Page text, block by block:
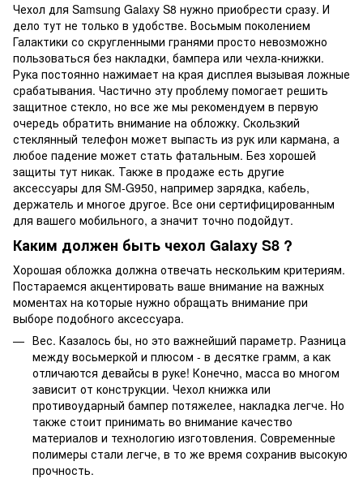
Чехол для Samsung Galaxy S8 нужно приобрести сразу. И
дело тут не только в удобстве. Восьмым поколением
Галактики со скругленными гранями просто невозможно
пользоваться без накладки, бампера или чехла-книжки.
Рука постоянно нажимает на края дисплея вызывая ложные
срабатывания. Частично эту проблему помогает решить
защитное стекло, но все же мы рекомендуем в первую
очередь обратить внимание на обложку. Скользкий
стеклянный телефон может выпасть из рук или кармана, а
любое падение может стать фатальным. Без хорошей
защиты тут никак. Также в продаже есть другие
аксессуары для SM-G950, например зарядка, кабель,
держатель и многое другое. Все они сертифицированным
для вашего мобильного, а значит точно подойдут.
Каким должен быть чехол Galaxy S8 ?
Хорошая обложка должна отвечать нескольким критериям.
Постараемся акцентировать ваше внимание на важных
моментах на которые нужно обращать внимание при
выборе подобного аксессуара.
Вес. Казалось бы, но это важнейший параметр. Разница
между восьмеркой и плюсом - в десятке грамм, а как
отличаются девайсы в руке! Конечно, масса во многом
зависит от конструкции. Чехол книжка или
противоударный бампер потяжелее, накладка легче. Но
также стоит принимать во внимание качество
материалов и технологию изготовления. Современные
полимеры стали легче, в то же время сохранив высокую
прочность.